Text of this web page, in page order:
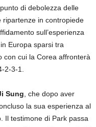
di debolezza delle
ripartenze in contropiede
sull’esperienza
Europa sparsi tra
con cui la Corea affronterà
2-3-1.
Sung , che dopo aver
la sua esperienza al
Il testimone di Park passa